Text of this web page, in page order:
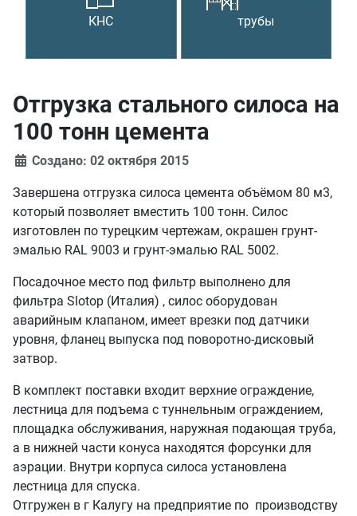
КНС
трубы
Отгрузка стального силоса на
100 тонн цемента
Создано: 02 октября 2015
Завершена отгрузка силоса цемента объёмом 80 м3,
который позволяет вместить 100 тонн. Силос
изготовлен по турецким чертежам, окрашен грунт-
эмалью RAL 9003 и грунт-эмалью RAL 5002.
Посадочное место под фильтр выполнено для
фильтра Slotop (Италия) , силос оборудован
аварийным клапаном, имеет врезки под датчики
уровня, фланец выпуска под поворотно-дисковый
затвор.
В комплект поставки входит верхние ограждение,
лестница для подъема с туннельным ограждением,
площадка обслуживания, наружная подающая труба,
а в нижней части конуса находятся форсунки для
аэрации. Внутри корпуса силоса установлена
лестница для спуска.
Отгружен в г Калугу на предприятие по производству